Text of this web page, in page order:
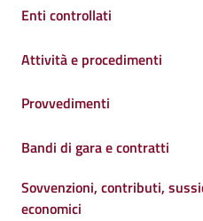
Enti controllati
Attività e procedimenti
Provvedimenti
Bandi di gara e contratti
Sovvenzioni, contributi,
economici